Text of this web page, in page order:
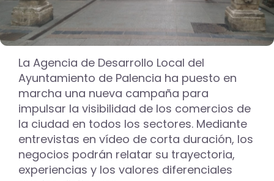
La Agencia de Desarrollo Local del
Ayuntamiento de Palencia ha puesto en
marcha una nueva campaña para
impulsar la visibilidad de los comercios de
la ciudad en todos los sectores. Mediante
entrevistas en vídeo de corta duración, los
negocios podrán relatar su trayectoria,
experiencias y los valores diferenciales